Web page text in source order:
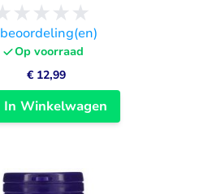
beoordeling(en)
Op voorraad
€ 12,99
In Winkelwagen